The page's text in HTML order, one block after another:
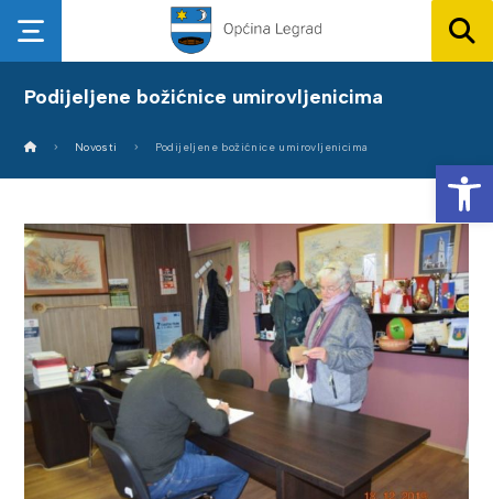
Podijeljene božićnice umirovljenicima
Novosti Podijeljene božićnice umirovljenicima